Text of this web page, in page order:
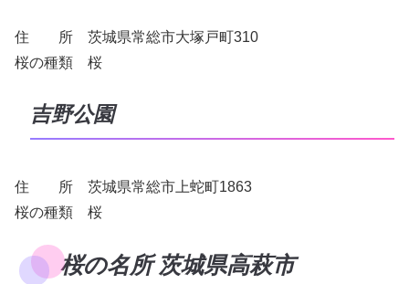
住 所 茨城県常総市大塚戸町310
桜の種類 桜
吉野公園
住 所 茨城県常総市上蛇町1863
桜の種類 桜
桜の名所 茨城県高萩市